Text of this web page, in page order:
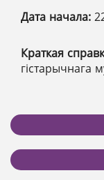
Дата начала:
Краткая
гістарычнага